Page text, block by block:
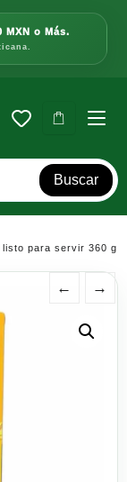
MXN o Más.
Buscar
listo para servir 360 g
← →